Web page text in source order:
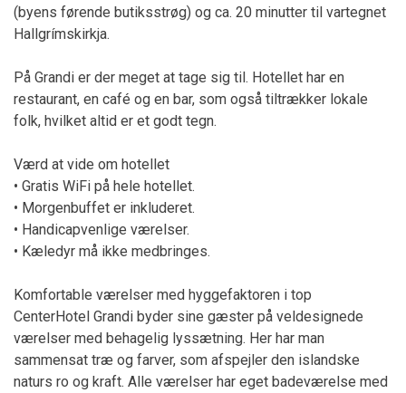
(byens førende butiksstrøg) og ca. 20 minutter til vartegnet
Hallgrímskirkja.
På Grandi er der meget at tage sig til. Hotellet har en
restaurant, en café og en bar, som også tiltrækker lokale
folk, hvilket altid er et godt tegn.
Værd at vide om hotellet
• Gratis WiFi på hele hotellet.
• Morgenbuffet er inkluderet.
• Handicapvenlige værelser.
• Kæledyr må ikke medbringes.
Komfortable værelser med hyggefaktoren i top
CenterHotel Grandi byder sine gæster på veldesignede
værelser med behagelig lyssætning. Her har man
sammensat træ og farver, som afspejler den islandske
naturs ro og kraft. Alle værelser har eget badeværelse med